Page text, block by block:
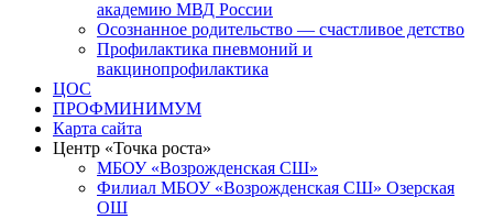
академию МВД России
Осознанное родительство — счастливое детство
Профилактика пневмоний и
вакцинопрофилактика
ЦОС
ПРОФМИНИМУМ
Карта сайта
Центр «Точка роста»
МБОУ «Возрожденская СШ»
Филиал МБОУ «Возрожденская СШ» Озерская
ОШ